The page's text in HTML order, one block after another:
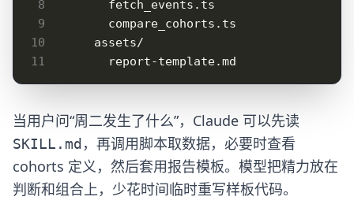
当用户问“周二发生了什么”，Claude 可以先读
SKILL.md ，再调用脚本取数据，必要时查看
cohorts 定义，然后套用报告模板。模型把精力放在
判断和组合上，少花时间临时重写样板代码。